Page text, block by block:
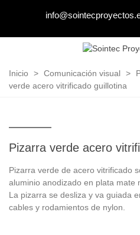
Inicio > Comunicación visual >
verde acero vitrificado guillotina
Pizarra verde acero
Pizarra verde de acero vitrificado
aluminio anodizado en plata mate
La pizarra se desliza y va guiada
cables y rodamientos de nylon.